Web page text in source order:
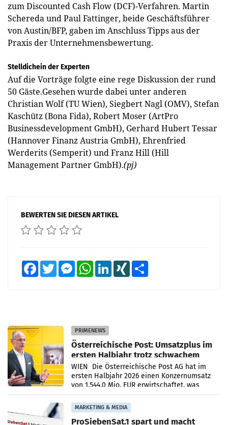
zum Discounted Cash Flow (DCF)-Verfahren. Martin
Schereda und Paul Fattinger, beide Geschäftsführer
von Austin/BFP, gaben im Anschluss Tipps aus der
Praxis der Unternehmensbewertung.
Stelldichein der Experten
Auf die Vorträge folgte eine rege Diskussion der rund
50 Gäste.Gesehen wurde dabei unter anderen
Christian Wolf (TU Wien), Siegbert Nagl (OMV), Stefan
Kaschütz (Bona Fida), Robert Moser (ArtPro
Businessdevelopment GmbH), Gerhard Hubert Tessar
(Hannover Finanz Austria GmbH), Ehrenfried
Werderits (Semperit) und Franz Hill (Hill
Management Partner GmbH).(pj)
BEWERTEN SIE DIESEN ARTIKEL
FacebookTwitter MessengerWhatsAppLinkedInXING
PRIMENEWS
Österreichische Post: Umsatzplus im
ersten Halbjahr trotz schwachem
Briefgeschäft
WIEN Die Österreichische Post AG hat im
ersten Halbjahr 2026 einen Konzernumsatz
von 1.544,0 Mio. EUR erwirtschaftet, was
einem Plus von 3,8 Prozent gegenüber dem
Vergleichszeitraum
MARKETING & MEDIA
ProSiebenSat.1 spart und macht